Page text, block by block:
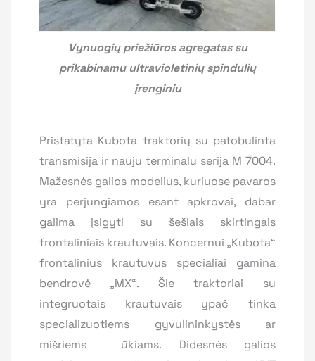
Vynuogių priežiūros agregatas su
prikabinamu ultravioletinių spindulių
įrenginiu
Pristatyta Kubota traktorių su patobulinta
transmisija ir nauju terminalu serija M 7004.
Mažesnės galios modelius, kuriuose pavaros
yra perjungiamos esant apkrovai, dabar
galima įsigyti su šešiais skirtingais
frontaliniais krautuvais. Koncernui „Kubota“
frontalinius krautuvus specialiai gamina
bendrovė „MX“. Šie traktoriai su
integruotais krautuvais ypač tinka
specializuotiems gyvulininkystės ar
mišriems ūkiams. Didesnės galios